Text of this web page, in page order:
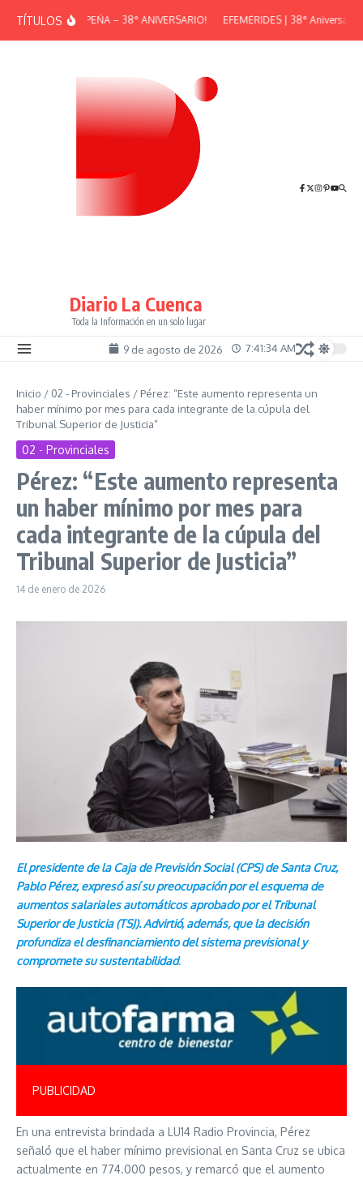
TÍTULOS¡GRAN PEÑA – 38° ANIVERSARIO! EFEMÉRIDES | 38°
Diario La Cuenca
Toda la Información en un solo lugar
9 de agosto de 2026 7:41:34 AM
Inicio / 02 - Provinciales / Pérez: “Este aumento representa un
haber mínimo por mes para cada integrante de la cúpula del
Tribunal Superior de Justicia”
02 - Provinciales
Pérez: “Este aumento representa
un haber mínimo por mes para
cada integrante de la cúpula del
Tribunal Superior de Justicia”
14 de enero de 2026
El presidente de la Caja de Previsión Social (CPS) de Santa Cruz,
Pablo Pérez, expresó así su preocupación por el esquema de
aumentos salariales automáticos aprobado por el Tribunal
Superior de Justicia (TSJ). Advirtió, además, que la decisión
profundiza el desfinanciamiento del sistema previsional y
compromete su sustentabilidad.
PUBLICIDAD
En una entrevista brindada a LU14 Radio Provincia, Pérez
señaló que el haber mínimo previsional en Santa Cruz se ubica
actualmente en 774.000 pesos, y remarcó que el aumento